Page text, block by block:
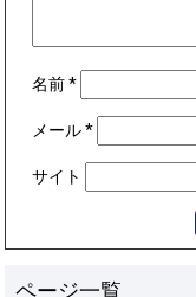
名前*
メール*
サイト